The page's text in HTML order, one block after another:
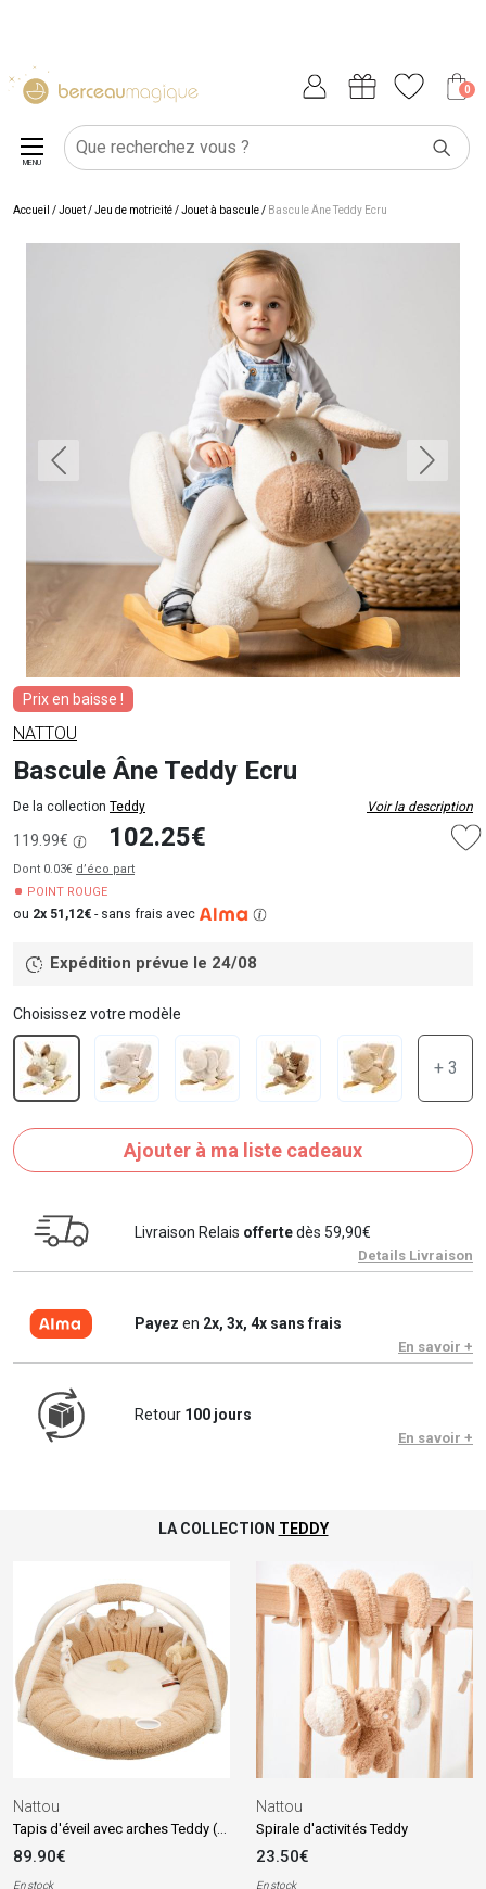
0
MENU
Accueil /Jouet/Jeu de motricité/Jouet à bascule/ Bascule Âne Teddy Ecru
Prix en baisse !
NATTOU
Bascule Âne Teddy Ecru
De la collection Teddy Voir la description
119.99€ 102.25€
Dont 0.03€ d’éco part
POINT ROUGE
ou 2x 51,12€ - sans frais avec
Expédition prévue le 24/08
Choisissez votre modèle
+ 3
Ajouter à ma liste cadeaux
Livraison Relais offertedès 59,90€
Details Livraison
Payez en 2x, 3x, 4x sans frais
En savoir +
Retour 100 jours
En savoir +
LA COLLECTION TEDDY
Nattou
89.90€
En stock
Nattou
Spirale d'activités Teddy
23.50€
En stock